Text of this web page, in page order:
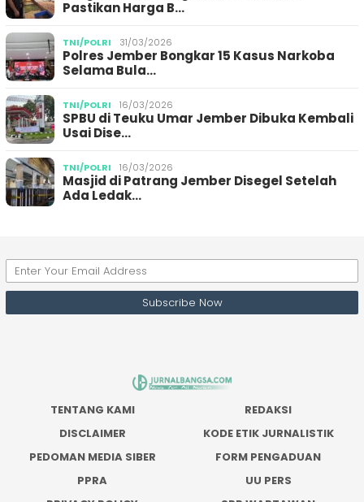
Pastikan Harga B…
TNI/POLRI 31/03/2026
Polres Jember Bongkar 15 Kasus Narkoba
Selama Bula…
TNI/POLRI 16/03/2026
SPBU di Teuku Umar Jember Dibuka Kembali
Usai Dise…
TNI/POLRI 16/03/2026
Masjid di Patrang Jember Disegel Setelah
Ada Ledak…
TENTANG KAMI
REDAKSI
DISCLAIMER
KODE ETIK JURNALISTIK
PEDOMAN MEDIA SIBER
FORM PENGADUAN
PPRA
UU PERS